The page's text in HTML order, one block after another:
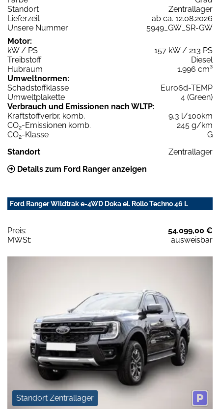
Standort
Zentrallager
Lieferzeit
ab ca. 12.08.2026
Unsere Nummer
5949_GW_SR-GW
Motor:
kW / PS
157 kW / 213 PS
Treibstoff
Diesel
Hubraum
1.996 cm³
Umweltnormen:
Schadstoffklasse
Euro6d-TEMP
Umweltplakette
4 (Green)
Verbrauch und Emissionen nach WLTP:
Kraftstoffverbr. komb.
9,3 l/100km
CO2-Emissionen komb.
245 g/km
CO2-Klasse
G
Standort
Zentrallager
Details zum Ford Ranger anzeigen
Ford Ranger Wildtrak e-4WD Doka el. Rollo Techno 46 L
Preis:
54.099,00 €
MWSt:
ausweisbar
Standort Zentrallager